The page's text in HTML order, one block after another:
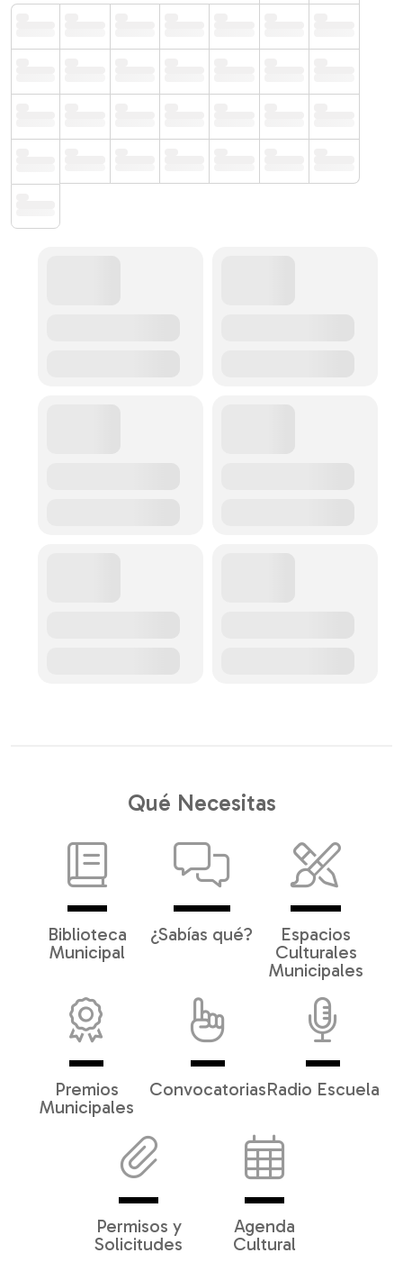
Qué Necesitas
Biblioteca
Municipal
¿Sabías qué?
Espacios
Culturales
Municipales
Premios
Municipales
ConvocatoriasRadio Escuela
Permisos y
Solicitudes
Agenda
Cultural